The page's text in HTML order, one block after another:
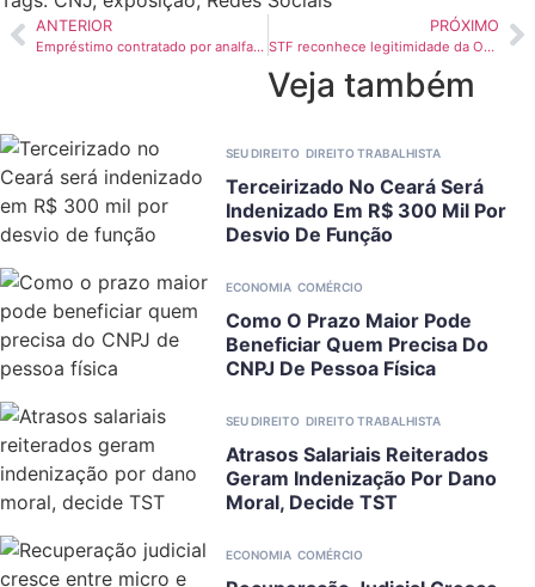
ANTERIOR
Empréstimo contratado por analfabeto em caixa eletrônico é nulo, decide STJ
PRÓXIMO
STF reconhece legitimidade da OAB Ceará para questionar leis municipais no TJCE
Veja também
SEU DIREITO DIREITO TRABALHISTA
Terceirizado No Ceará Será
Indenizado Em R$ 300 Mil Por
Desvio De Função
ECONOMIA COMÉRCIO
Como O Prazo Maior Pode
Beneficiar Quem Precisa Do
CNPJ De Pessoa Física
SEU DIREITO DIREITO TRABALHISTA
Atrasos Salariais Reiterados
Geram Indenização Por Dano
Moral, Decide TST
ECONOMIA COMÉRCIO